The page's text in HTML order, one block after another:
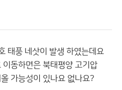
태풍 네삿이 발생 하였는데요
동하면은 북태평양 고기압
가능성이 있나요 없나요?